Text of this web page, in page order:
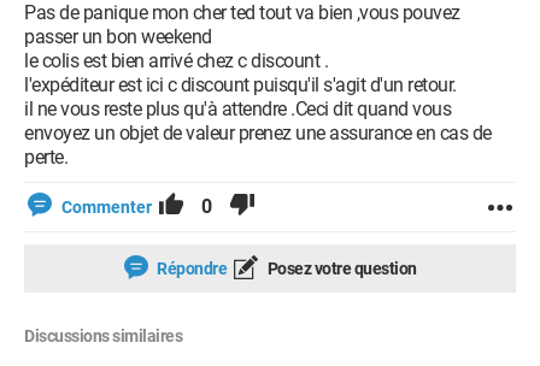
Pas de panique mon cher ted tout va bien ,vous pouvez
passer un bon weekend
le colis est bien arrivé chez c discount .
l'expéditeur est ici c discount puisqu'il s'agit d'un retour.
il ne vous reste plus qu'à attendre .Ceci dit quand vous
envoyez un objet de valeur prenez une assurance en cas de
perte.
Commenter 0
Répondre Posez votre question
Discussions similaires